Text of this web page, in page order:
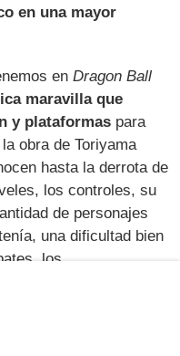
en una mayor
enDragon Ball
maravilla que
y plataformas para
obra de Toriyama
hasta la derrota de
los controles, su
de personajes
una dificultad bien
los